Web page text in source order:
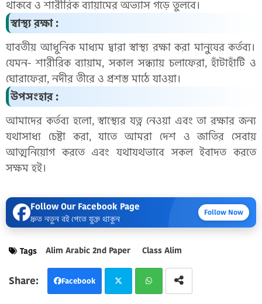
থাকবে ও শারীরিক ব্যায়ামের অভ্যাস গড়ে তুলবে।
স্বাস্থ্য রক্ষা :
যাবতীয় আধুনিক মাধ্যম দ্বারা স্বাস্থ্য রক্ষা করা মানুষের কর্তব্য।
যেমন- শারীরিক ব্যায়াম, সকাল সন্ধ্যায় চলাফেরা, হাঁটাহাঁটি ও
ঘোরাফেরা, নদীর তীরে ও প্রশস্ত মাঠে যাওয়া।
উপসংহার :
আমাদের কর্তব্য হলো, স্বাস্থ্যের যত্ন নেওয়া এবং তা রক্ষার জন্য
যথাসাধ্য চেষ্টা করা, যাতে আমরা দেশ ও জাতির সেবায়
আত্মনিয়োগ করতে এবং যথাযথভাবে সকল ইবাদত করতে
সক্ষম হই।
Follow Our Facebook Page
দ্রুত নতুন বই পেতে যুক্ত থাকুন
Follow Now
Tags Alim Arabic 2nd Paper Class Alim
Facebook